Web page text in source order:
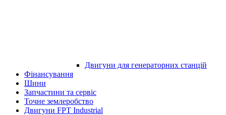
Двигуни для генераторних станцій
Фінансування
Шини
Запчастини та сервіс
Точне землеробство
Двигуни FPT Industrial